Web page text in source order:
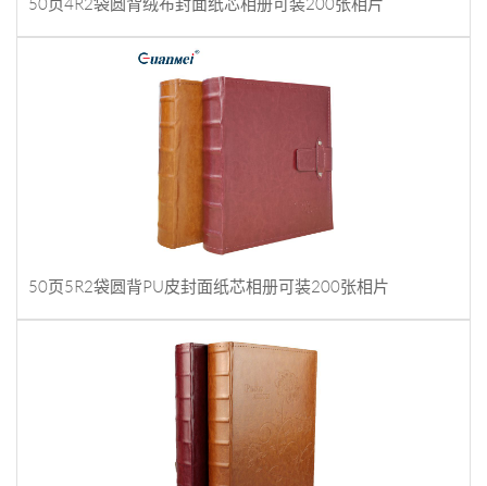
50页4R2袋圆背绒布封面纸芯相册可装200张相片
50页5R2袋圆背PU皮封面纸芯相册可装200张相片